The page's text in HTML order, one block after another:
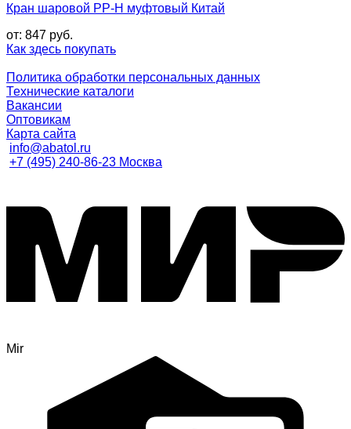
Кран шаровой PP-H муфтовый Китай
от: 847 руб.
Как здесь покупать
Политика обработки персональных данных
Технические каталоги
Вакансии
Оптовикам
Карта сайта
info@abatol.ru
+7 (495) 240-86-23 Москва
Mir